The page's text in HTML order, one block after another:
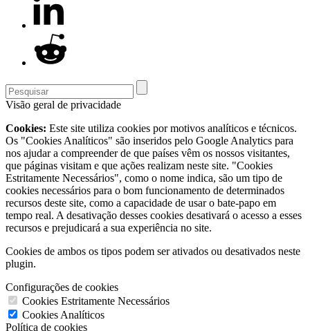
Visão geral de privacidade
Cookies: Este site utiliza cookies por motivos analíticos e técnicos.
Os "Cookies Analíticos" são inseridos pelo Google Analytics para
nos ajudar a compreender de que países vêm os nossos visitantes,
que páginas visitam e que ações realizam neste site. "Cookies
Estritamente Necessários", como o nome indica, são um tipo de
cookies necessários para o bom funcionamento de determinados
recursos deste site, como a capacidade de usar o bate-papo em
tempo real. A desativação desses cookies desativará o acesso a esses
recursos e prejudicará a sua experiência no site.
Cookies de ambos os tipos podem ser ativados ou desativados neste
plugin.
Configurações de cookies
Cookies Estritamente Necessários
Cookies Analíticos
Política de cookies